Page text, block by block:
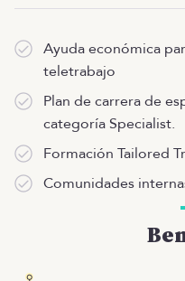
Ayuda económica
teletrabajo
Plan de carrera de
categoría Specialist.
Formación Tailored
Comunidades